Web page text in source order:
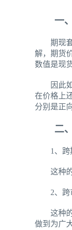
一、
期现套
解，期货
数值是现
因此如
在价格上
分别是正
二、
1、跨
这种的
2、跨
这种的
做到为广